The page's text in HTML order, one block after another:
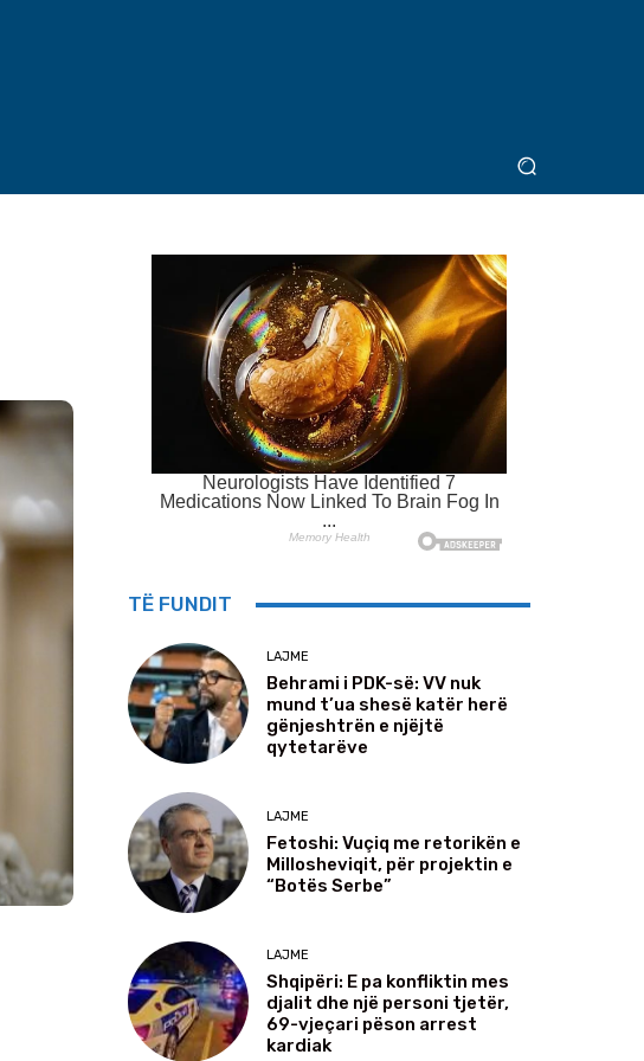
TË FUNDIT
LAJME
Behrami i PDK-së: VV nuk
mund t’ua shesë katër herë
gënjeshtrën e njëjtë
qytetarëve
LAJME
Fetoshi: Vuçiq me retorikën e
Millosheviqit, për projektin e
“Botës Serbe”
LAJME
Shqipëri: E pa konfliktin mes
djalit dhe një personi tjetër,
69-vjeçari pëson arrest
kardiak